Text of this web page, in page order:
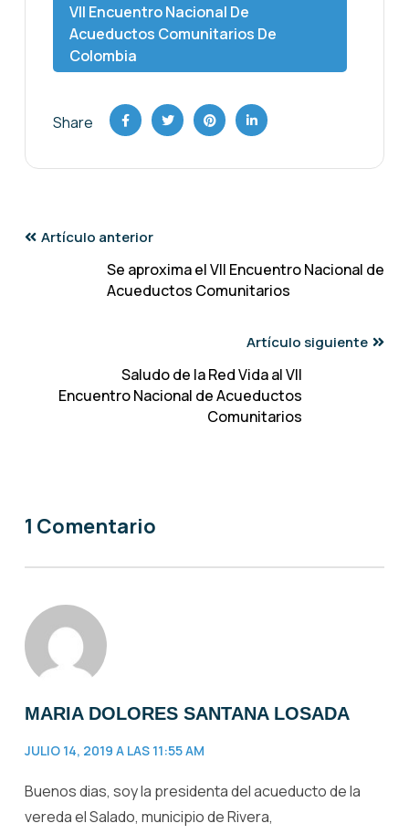
VII Encuentro Nacional De
Acueductos Comunitarios De
Colombia
Share
Artículo anterior
Se aproxima el VII Encuentro Nacional de
Acueductos Comunitarios
Artículo siguiente
Saludo de la Red Vida al VII
Encuentro Nacional de Acueductos
Comunitarios
1 Comentario
MARIA DOLORES SANTANA LOSADA
JULIO 14, 2019 A LAS 11:55 AM
Buenos dias, soy la presidenta del acueducto de la
vereda el Salado, municipio de Rivera,